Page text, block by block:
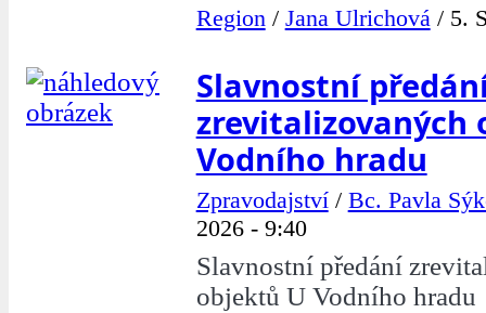
Region/ Jana Ulrichová/ 5.
Slavnostní
zrevitalizovaných
Vodního hradu
Zpravodajství/ Bc. Pavla
2026 - 9:40
Slavnostní předání
objektů U Vodního hradu